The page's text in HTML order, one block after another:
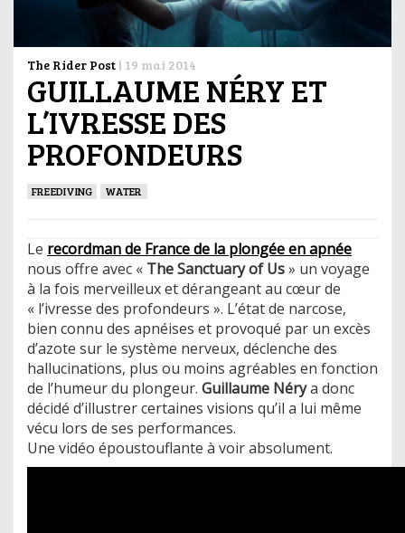
The Rider Post | 19 mai 2014
GUILLAUME NÉRY ET
L’IVRESSE DES
PROFONDEURS
FREEDIVING WATER
Le recordman de France de la plongée en apnée
nous offre avec « The Sanctuary of Us» un voyage
à la fois merveilleux et dérangeant au cœur de
« l’ivresse des profondeurs ». L’état de narcose,
bien connu des apnéises et provoqué par un excès
d’azote sur le système nerveux, déclenche des
hallucinations, plus ou moins agréables en fonction
de l’humeur du plongeur. Guillaume Nérya donc
décidé d’illustrer certaines visions qu’il a lui même
vécu lors de ses performances.
Une vidéo époustouflante à voir absolument.